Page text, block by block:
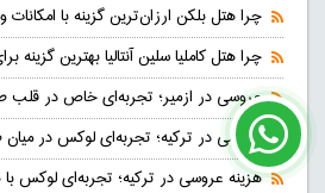
چرا هتل بلکن ارزان‌ترین گزینه با
چرا هتل کاملیا سلین آنتالیا بهترین گزینه
عروسی در ازمیر؛ تجربه‌ای خاص در قلب
عروسی در ترکیه؛ تجربه‌ای لوکس در میان
هزینه عروسی در ترکیه؛ تجربه‌ای لوکس